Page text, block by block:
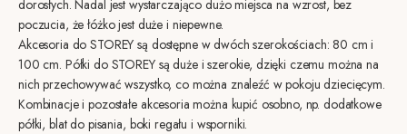
dorosłych. Nadal jest wystarczająco dużo miejsca na wzrost, bez
poczucia, że łóżko jest duże i niepewne.
Akcesoria do STOREY są dostępne w dwóch szerokościach: 80 cm i
100 cm. Półki do STOREY są duże i szerokie, dzięki czemu można na
nich przechowywać wszystko, co można znaleźć w pokoju dziecięcym.
Kombinacje i pozostałe akcesoria można kupić osobno, np. dodatkowe
półki, blat do pisania, boki regału i wsporniki.